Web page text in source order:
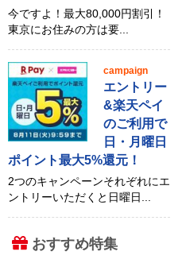
今ですよ！最大80,000円割引！
東京にお住みの方は要...
campaign
エントリー
&楽天ペイ
のご利用で
日・月曜日
ポイント最大5%還元！
2つのキャンペーンそれぞれにエ
ントリーいただくと日曜日...
おすすめ特集